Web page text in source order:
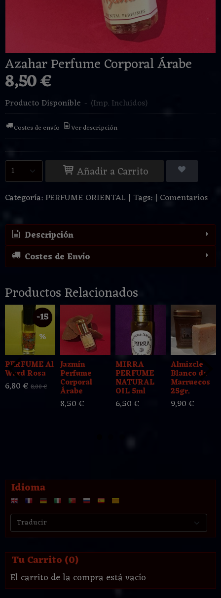
Idioma
Tu Carrito (0)
El carrito de la compra está vacío
Azahar Perfume Corporal Árabe
8,50 €
Producto Disponible - (Imp. Incluidos)
Costes de envío Ver descripción
Añadir a Carrito
Categoría:PERFUME ORIENTAL | Tags: | Comentarios
Descripción
Costes de Envío
Productos Relacionados
-15
%
PERFUME Al
Ward Rosa
6,80 € 8,00 €
Jazmín
Perfume
Corporal
Árabe
8,50 €
MIRRA
PERFUME
NATURAL
OIL 5ml
6,50 €
Almizcle
Blanco de
Marruecos
25gr.
9,90 €